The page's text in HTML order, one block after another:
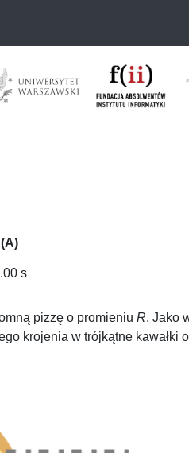
(A)
s
pizzę o promieniu R. Jako
krojenia w trójkątne kawałki